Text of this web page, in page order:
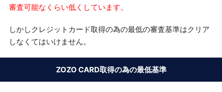
審査可能なくらい低くしています。
しかしクレジットカード取得の為の最低の審査基準はクリア
しなくてはいけません。
ZOZO CARD取得の為の最低基準